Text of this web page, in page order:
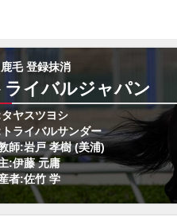
毛 登録抹消
ライバルジャパン
ヤスツヨシ
ライバルサンダー
師:岩戸 孝樹 (美浦)
:伊藤 元庸
者:佐竹 学